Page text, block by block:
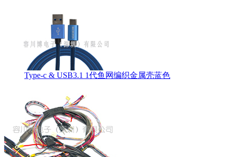
Type-c & USB3.1 1代鱼网编织金属壳蓝色